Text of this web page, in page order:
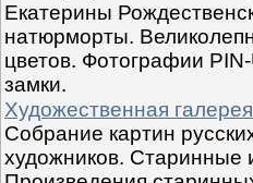
Екатерины
натюрморты.
цветов. Фотографии
замки.
Художественная галерея
Собрание картин
художников. Старинные